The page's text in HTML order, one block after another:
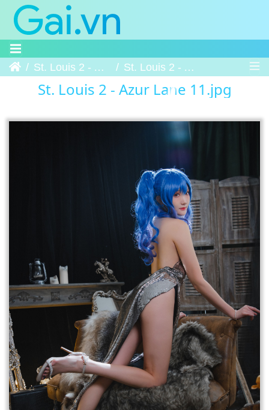
Trang chủSt. Louis 2 - Azur Lane St. Louis 2 - Azur Lane 11
St. Louis 2 - Azur Lane 11.jpg